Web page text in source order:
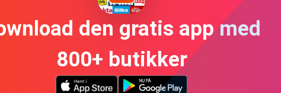
den gratis app med
800+ butikker